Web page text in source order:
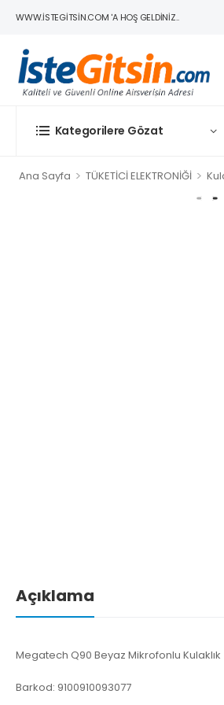
WWW.ISTEGITSIN.COM 'A HOŞ GELDINIZ..
Kategorilere Gözat
Ana Sayfa > TÜKETİCİ ELEKTRONİĞİ >
Açıklama
Megatech Q90 Beyaz Mikrofonlu Kulaklık
Barkod: 9100910093077